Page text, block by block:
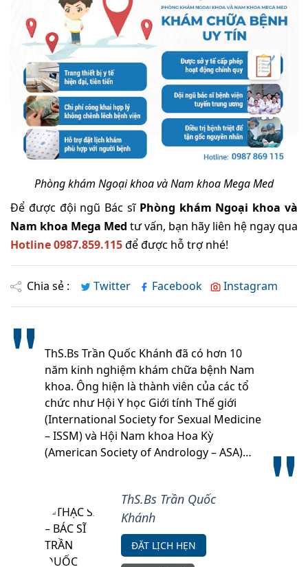
Phòng khám Ngoại khoa và Nam khoa Mega Med
Để được đội ngũ Bác sĩ Phòng khám Ngoại khoa và
Nam khoa Mega Med tư vấn, bạn hãy liên hệ ngay qua
Hotline 0987.859.115để được hỗ trợ nhé!
Chia sẻ : Twitter Facebook Instagram
ThS.Bs Trần Quốc Khánh đã có hơn 10
năm kinh nghiệm khám chữa bệnh Nam
khoa. Ông hiện là thành viên của các tổ
chức như Hội Y học Giới tính Thế giới
(International Society for Sexual Medicine
– ISSM) và Hội Nam khoa Hoa Kỳ
(American Society of Andrology – ASA)…
ThS.Bs Trần Quốc
Khánh
ĐẶT LỊCH HẸN